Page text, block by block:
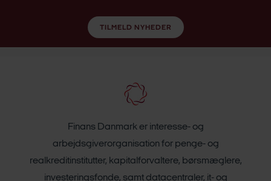
TILMELD NYHEDER
Finans Danmark er interesse- og
arbejdsgiverorganisation for penge- og
realkreditinstitutter, kapitalforvaltere, børsmæglere,
investeringsfonde, samt datacentraler, it- og